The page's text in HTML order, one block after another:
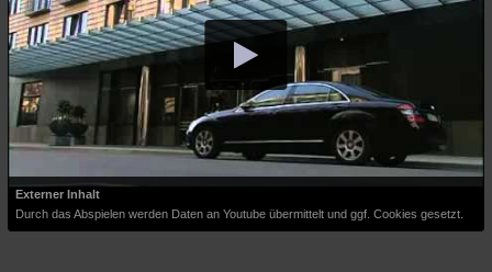
Externer Inhalt
Durch das Abspielen werden Daten an Youtube übermittelt und ggf. Cookies gesetzt.